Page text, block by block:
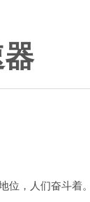
，人们奋斗着。